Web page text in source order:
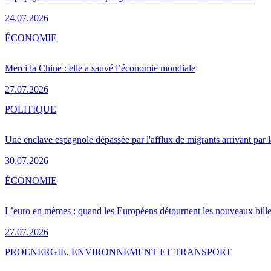
24.07.2026
Merci la Chine : elle a sauvé l’économie mondiale
27.07.2026
ÉCONOMIE
Une enclave espagnole dépassée par l'afflux de migrants arrivant par
30.07.2026
POLITIQUE
L’euro en mèmes : quand les Européens détournent les nouveaux
27.07.2026
ÉCONOMIE
PROENERGIE, ENVIRONNEMENT ET TRANSPORT